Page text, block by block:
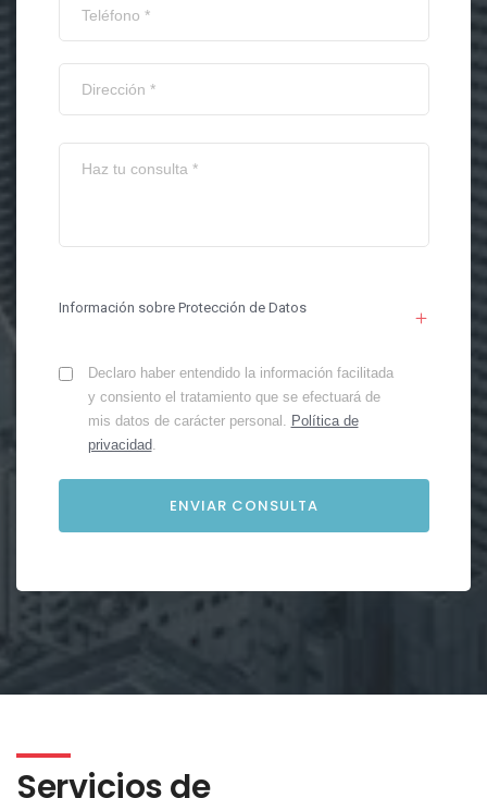
Información sobre Protección de Datos
Declaro haber entendido la información facilitada
y consiento el tratamiento que se efectuará de
mis datos de carácter personal. Política de
privacidad.
Servicios de